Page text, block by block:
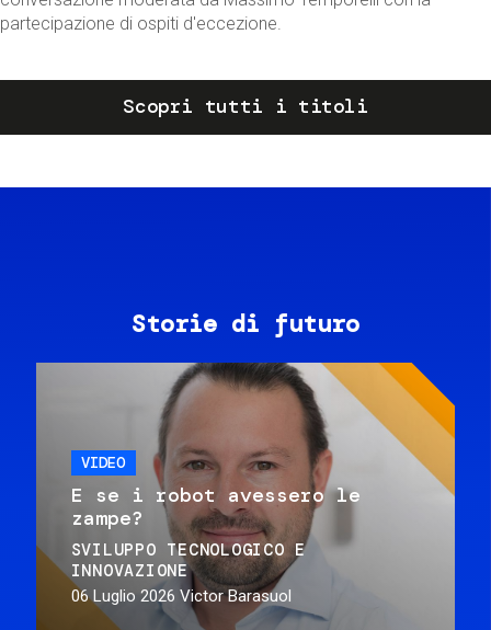
partecipazione di ospiti d'eccezione.
Scopri tutti i titoli
Storie di futuro
VIDEO
E se i robot avessero le
zampe?
SVILUPPO TECNOLOGICO E
INNOVAZIONE
06 Luglio 2026 Victor Barasuol